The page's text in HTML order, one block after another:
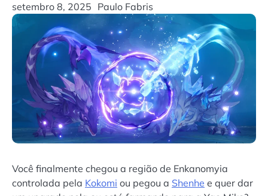
setembro 8, 2025 Paulo Fabris
Você finalmente chegou a região de Enkanomyia
controlada pela Kokomi ou pegou a Shenhe e quer dar